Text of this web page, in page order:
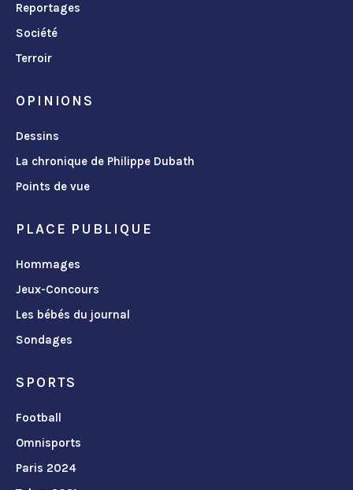
Reportages
Société
Terroir
OPINIONS
Dessins
La chronique de Philippe Dubath
Points de vue
PLACE PUBLIQUE
Hommages
Jeux-Concours
Les bébés du journal
Sondages
SPORTS
Football
Omnisports
Paris 2024